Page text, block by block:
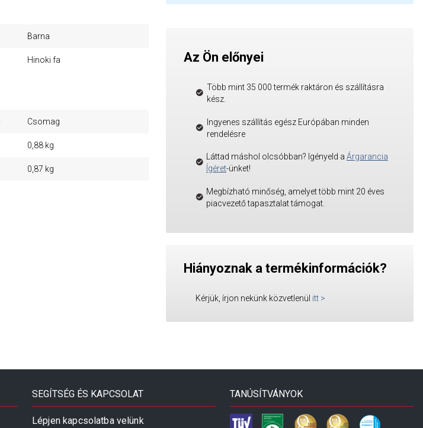
Barna
Hinoki fa
Csomag
0,88 kg
0,87 kg
Az Ön előnyei
Több mint 35 000 termék raktáron és szállításra
kész.
Ingyenes szállítás egész Európában minden
rendelésre
Láttad máshol olcsóbban? Igényeld a Árgarancia
Ígéret-ünket!
Megbízható minőség, amelyet több mint 20 éves
piacvezető tapasztalat támogat.
Hiányoznak a termékinformációk?
Kérjük, írjon nekünk közvetlenül itt >
SEGÍTSÉG ÉS KAPCSOLAT
Lépjen kapcsolatba velünk
TANÚSÍTVÁNYOK